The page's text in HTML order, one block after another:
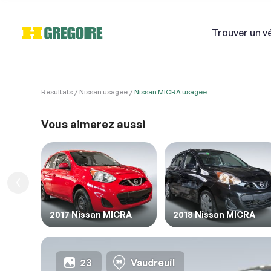
Trouver un
Résultats Nissan usagée Nissan MICRA usagée
Vous aimerez aussi
2017 Nissan MICRA 2018 Nissan MICRA
23 Vaudreuil
1.
1.
2.